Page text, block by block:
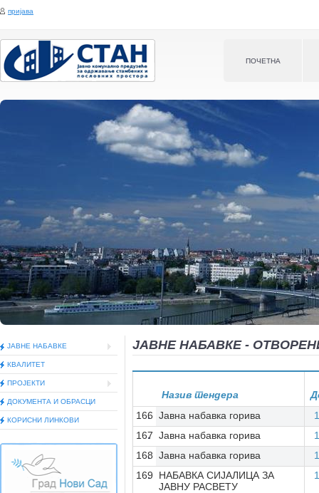
ПOЧЕТНА
пријава
ЈАВНЕ НАБАВКЕ -
Назив тендера
166 Јавна набавка горива
167 Јавна набавка горива
168 Јавна набавка горива
169
НАБАВКА СИЈАЛИЦА ЗА
ЈАВНУ РАСВЕТУ
ЈАВНЕ НАБАВКЕ
КВАЛИТЕТ
ПРОЈЕКТИ
ДОКУМEНТА И ОБРАСЦИ
КОРИСНИ ЛИНКОВИ